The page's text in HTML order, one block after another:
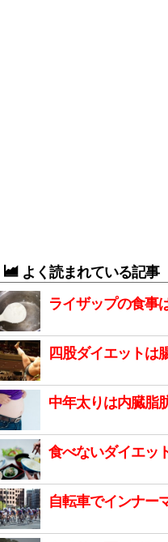
よく読まれている記事
ライザップの食事
四股ダイエットは
中年太りは内臓脂
食べないダイエッ
自転車でインナー